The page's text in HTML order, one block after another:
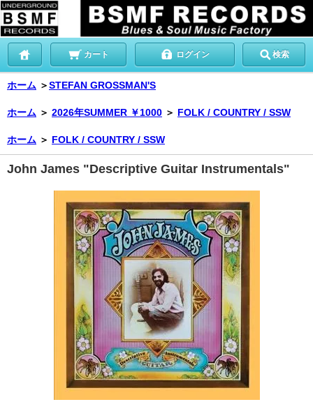
カート ログイン 検索
ホーム ＞STEFAN GROSSMAN'S
ホーム ＞ 2026年SUMMER ￥1000 ＞ FOLK / COUNTRY / SSW
ホーム ＞ FOLK / COUNTRY / SSW
John James "Descriptive Guitar Instrumentals"